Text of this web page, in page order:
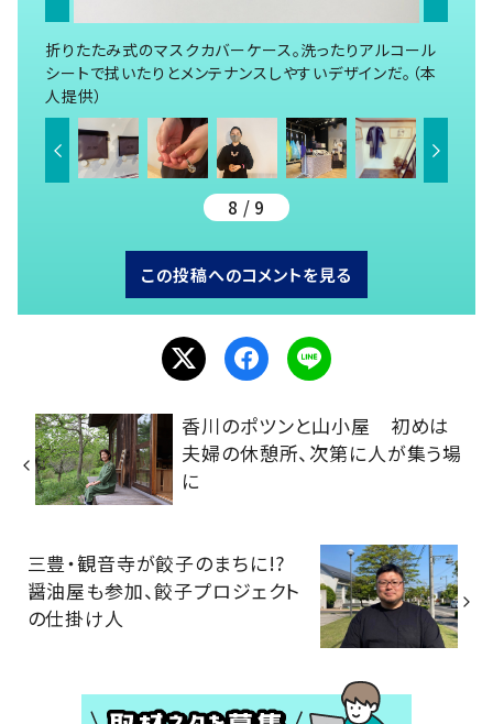
折りたたみ式のマスクカバーケース。洗ったりアルコール
シートで拭いたりとメンテナンスしやすいデザインだ。（本
人提供）
8 / 9
この投稿へのコメントを見る
香川のポツンと山小屋 初めは
夫婦の休憩所、次第に人が集う場
に
三豊・観音寺が餃子のまちに!?
醤油屋も参加、餃子プロジェクト
の仕掛け人